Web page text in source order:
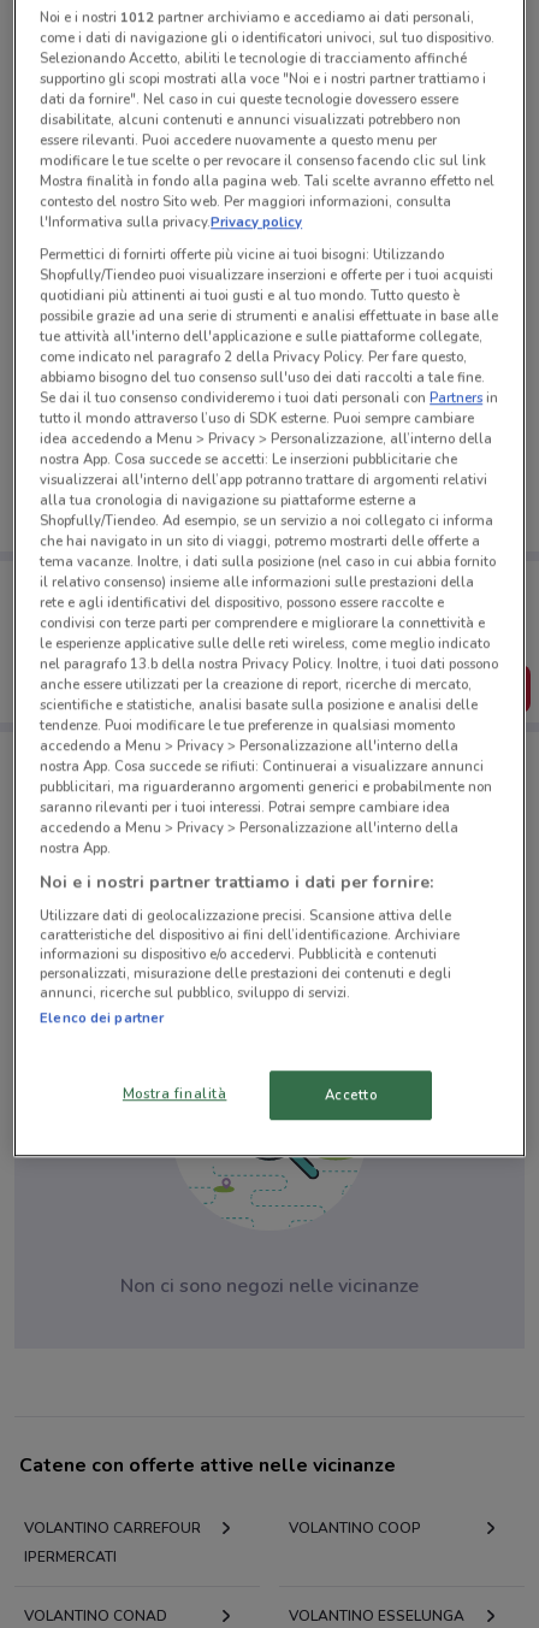
Tutte le promozioni di questo negozio
Ci dispiace, al momento non abbiamo pubblicato
volantini nella tua zona. Riprova più tardi.
Porta DoveConviene sempre con te!
Puoi trovare le migliori offerte dei negozi vicino a te,
salvarle e creare la tua lista del risparmio, comodamente
dal tuo cellulare.
SCARICA L’APP
Negozi Il Gigante a Oggiona Santo Stefano
© MapTiler© OpenStreetMap contributors
Non ci sono negozi nelle vicinanze
Catene con offerte attive nelle vicinanze
VOLANTINO CARREFOUR
IPERMERCATI
VOLANTINO COOP
VOLANTINO CONAD VOLANTINO ESSELUNGA
Noi e i nostri 1012partner archiviamo e accediamo ai dati personali,
come i dati di navigazione gli o identificatori univoci, sul tuo dispositivo.
Selezionando Accetto, abiliti le tecnologie di tracciamento affinché
supportino gli scopi mostrati alla voce "Noi e i nostri partner trattiamo i
dati da fornire". Nel caso in cui queste tecnologie dovessero essere
disabilitate, alcuni contenuti e annunci visualizzati potrebbero non
essere rilevanti. Puoi accedere nuovamente a questo menu per
modificare le tue scelte o per revocare il consenso facendo clic sul link
Mostra finalità in fondo alla pagina web. Tali scelte avranno effetto nel
contesto del nostro Sito web. Per maggiori informazioni, consulta
l'Informativa sulla privacy.Privacy policy
Permettici di fornirti offerte più vicine ai tuoi bisogni: Utilizzando
Shopfully/Tiendeo puoi visualizzare inserzioni e offerte per i tuoi acquisti
quotidiani più attinenti ai tuoi gusti e al tuo mondo. Tutto questo è
possibile grazie ad una serie di strumenti e analisi effettuate in base alle
tue attività all'interno dell'applicazione e sulle piattaforme collegate,
come indicato nel paragrafo 2 della Privacy Policy. Per fare questo,
abbiamo bisogno del tuo consenso sull'uso dei dati raccolti a tale fine.
Se dai il tuo consenso condivideremo i tuoi dati personali conPartnersin
tutto il mondo attraverso l’uso di SDK esterne. Puoi sempre cambiare
idea accedendo a Menu > Privacy > Personalizzazione, all’interno della
nostra App. Cosa succede se accetti: Le inserzioni pubblicitarie che
visualizzerai all'interno dell’app potranno trattare di argomenti relativi
alla tua cronologia di navigazione su piattaforme esterne a
Shopfully/Tiendeo. Ad esempio, se un servizio a noi collegato ci informa
che hai navigato in un sito di viaggi, potremo mostrarti delle offerte a
tema vacanze. Inoltre, i dati sulla posizione (nel caso in cui abbia fornito
il relativo consenso) insieme alle informazioni sulle prestazioni della
rete e agli identificativi del dispositivo, possono essere raccolte e
condivisi con terze parti per comprendere e migliorare la connettività e
le esperienze applicative sulle delle reti wireless, come meglio indicato
nel paragrafo 13.b della nostra Privacy Policy. Inoltre, i tuoi dati possono
anche essere utilizzati per la creazione di report, ricerche di mercato,
scientifiche e statistiche, analisi basate sulla posizione e analisi delle
tendenze. Puoi modificare le tue preferenze in qualsiasi momento
accedendo a Menu > Privacy > Personalizzazione all'interno della
nostra App. Cosa succede se rifiuti: Continuerai a visualizzare annunci
pubblicitari, ma riguarderanno argomenti generici e probabilmente non
saranno rilevanti per i tuoi interessi. Potrai sempre cambiare idea
accedendo a Menu > Privacy > Personalizzazione all'interno della
nostra App.
Noi e i nostri partner trattiamo i dati per fornire:
Utilizzare dati di geolocalizzazione precisi. Scansione attiva delle
caratteristiche del dispositivo ai fini dell’identificazione. Archiviare
informazioni su dispositivo e/o accedervi. Pubblicità e contenuti
personalizzati, misurazione delle prestazioni dei contenuti e degli
annunci, ricerche sul pubblico, sviluppo di servizi.
Elenco dei partner
Mostra finalità Accetto